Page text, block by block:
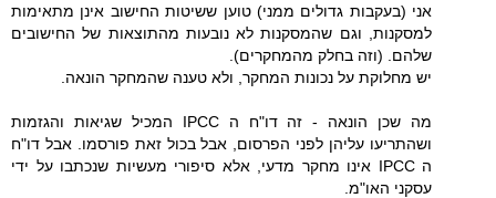
אני (בעקבות גדולים ממני) טוען ששיטות החישוב אינן מתאימות
למסקנות, וגם שהמסקנות לא נובעות מהתוצאות של החישובים
שלהם. (וזה בחלק מהמחקרים).
יש מחלוקת על נכונות המחקר, ולא טענה שהמחקר הונאה.
מה שכן הונאה - זה דו"ח ה IPCC המכיל שגיאות והגזמות
ושהתריעו עליהן לפני הפרסום, אבל בכול זאת פורסמו. אבל דו"ח
ה IPCC אינו מחקר מדעי, אלא סיפורי מעשיות שנכתבו על ידי
עסקני האו"מ.